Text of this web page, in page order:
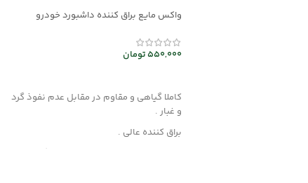
واکس مایع براق کننده داشبورد خودرو
550,000تومان
کاملا گیاهی و مقاوم در مقابل عدم نفوذ گرد
و غبار .
براق کننده عالی .